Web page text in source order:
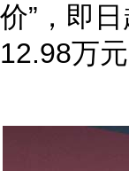
价”，即
12.98万